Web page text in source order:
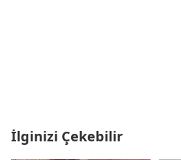
İlginizi Çekebilir